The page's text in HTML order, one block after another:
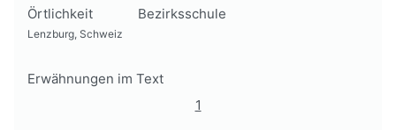
Örtlichkeit Bezirksschule
Lenzburg, Schweiz
Erwähnungen im Text
1